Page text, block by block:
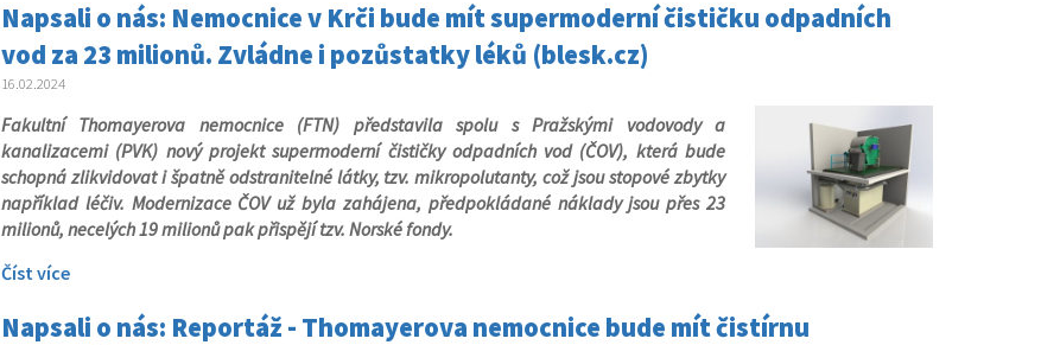
Napsali o nás: Nemocnice v Krči bude mít supermoderní čističku odpadních
vod za 23 milionů. Zvládne i pozůstatky léků (blesk.cz)
16.02.2024
Fakultní Thomayerova nemocnice (FTN) představila spolu s Pražskými vodovody a
kanalizacemi (PVK) nový projekt supermoderní čističky odpadních vod (ČOV), která bude
schopná zlikvidovat i špatně odstranitelné látky, tzv. mikropolutanty, což jsou stopové zbytky
například léčiv. Modernizace ČOV už byla zahájena, předpokládané náklady jsou přes 23
milionů, necelých 19 milionů pak přispějí tzv. Norské fondy.
Číst více
Napsali o nás: Reportáž - Thomayerova nemocnice bude mít čistírnu